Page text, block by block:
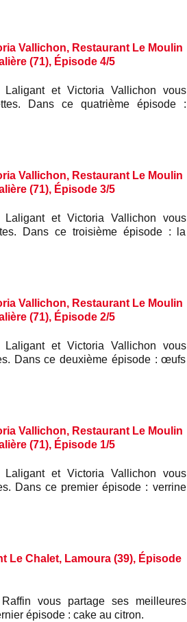
Vallichon, Restaurant Le Moulin
(71), Épisode 4/5
et Victoria Vallichon vous
Dans ce quatrième épisode :
Vallichon, Restaurant Le Moulin
(71), Épisode 3/5
et Victoria Vallichon vous
Dans ce troisième épisode : la
Vallichon, Restaurant Le Moulin
(71), Épisode 2/5
et Victoria Vallichon vous
Dans ce deuxième épisode : œufs
Vallichon, Restaurant Le Moulin
(71), Épisode 1/5
et Victoria Vallichon vous
Dans ce premier épisode : verrine
Le Chalet, Lamoura (39), Épisode
vous partage ses meilleures
épisode : cake au citron.